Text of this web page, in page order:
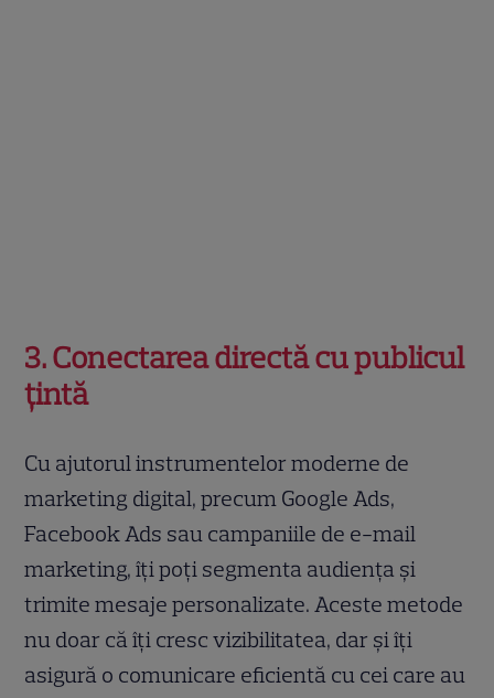
3. Conectarea directă cu publicul
țintă
Cu ajutorul instrumentelor moderne de
marketing digital, precum Google Ads,
Facebook Ads sau campaniile de e-mail
marketing, îți poți segmenta audiența și
trimite mesaje personalizate. Aceste metode
nu doar că îți cresc vizibilitatea, dar și îți
asigură o comunicare eficientă cu cei care au